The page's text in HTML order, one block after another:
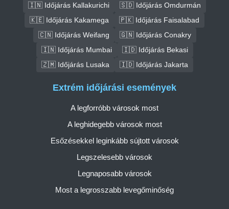
🇮🇳 Időjárás Kallakurichi
🇸🇩 Időjárás Omdurmán
🇰🇪 Időjárás Kakamega
🇵🇰 Időjárás Faisalabad
🇨🇳 Időjárás Weifang
🇬🇳 Időjárás Conakry
🇮🇳 Időjárás Mumbai
🇮🇩 Időjárás Bekasi
🇿🇲 Időjárás Lusaka
🇮🇩 Időjárás Jakarta
Extrém időjárási események
A legforróbb városok most
A leghidegebb városok most
Esőzésekkel leginkább sújtott városok
Legszelesebb városok
Legnaposabb városok
Most a legrosszabb levegőminőség